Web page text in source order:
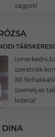
vagyok!
szeretnék
illő
személyes
kiderül!
DINA